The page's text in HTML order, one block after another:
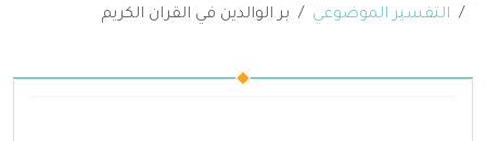
التفسير الموضوعي
بر الوالدين في القران الكريم